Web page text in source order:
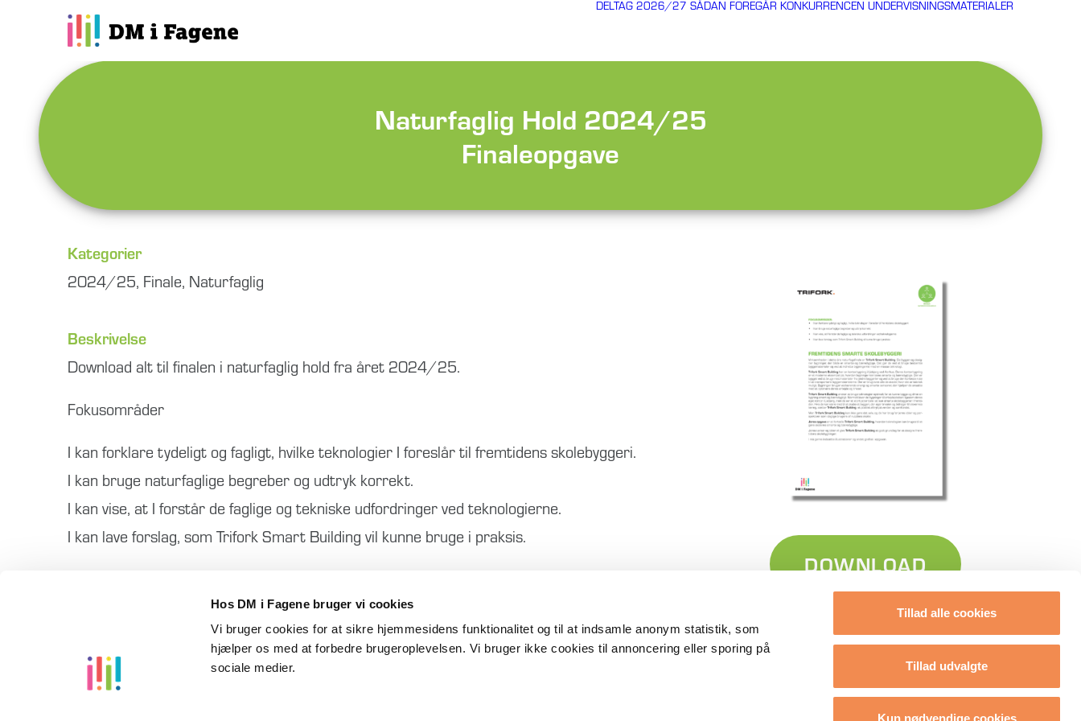
Hos DM i Fagene bruger vi cookies
Vi bruger cookies for at sikre hjemmesidens funktionalitet og til at indsamle anonym statistik, som
hjælper os med at forbedre brugeroplevelsen. Vi bruger ikke cookies til annoncering eller sporing på
sociale medier.
Tillad alle cookies
Tillad udvalgte
Kun nødvendige cookies
DELTAG 2026/27 SÅDAN FOREGÅR KONKURRENCEN UNDERVISNINGSMATERIALER
Naturfaglig Hold 2024/25
Finaleopgave
Kategorier
2024/25, Finale, Naturfaglig
Beskrivelse
Download alt til finalen i naturfaglig hold fra året 2024/25.
Fokusområder
I kan forklare tydeligt og fagligt, hvilke teknologier I foreslår til fremtidens skolebyggeri.
I kan bruge naturfaglige begreber og udtryk korrekt.
I kan vise, at I forstår de faglige og tekniske udfordringer ved teknologierne.
I kan lave forslag, som Trifork Smart Building vil kunne bruge i praksis.
Bedømmelseskriterier, caseopgave
DOWNLOAD